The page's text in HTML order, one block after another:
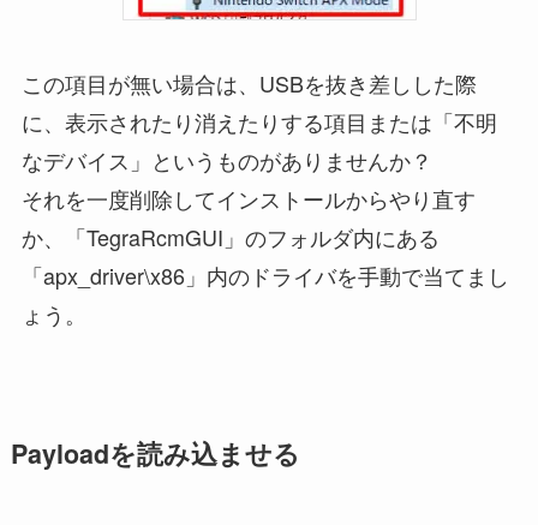
この項目が無い場合は、USBを抜き差しした際
に、表示されたり消えたりする項目または「不明
なデバイス」というものがありませんか？
それを一度削除してインストールからやり直す
か、「TegraRcmGUI」のフォルダ内にある
「apx_driver\x86」内のドライバを手動で当てまし
ょう。
Payloadを読み込ませる